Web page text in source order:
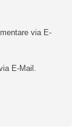
via E-
E-Mail.